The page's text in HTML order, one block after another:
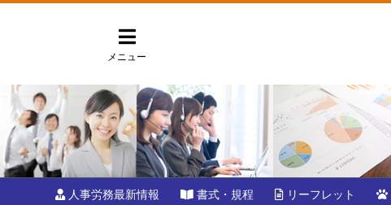
メニュー
人事労務最新情報 書式・規程 リーフレット